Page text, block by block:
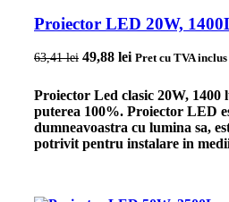
Proiector LED 20W,
63,41lei Prețul inițial a fost: 63,41
49,88 lei Prețul curent
Pret cu TVA inclus
Proiector Led clasic 20W, 1400
puterea 100%. Proiector LED
dumneavoastra cu lumina sa,
potrivit pentru instalare in